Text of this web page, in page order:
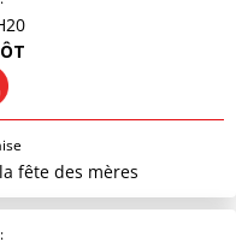
fête des mères